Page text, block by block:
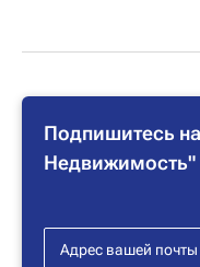
Подпишитесь
Недвижимость"